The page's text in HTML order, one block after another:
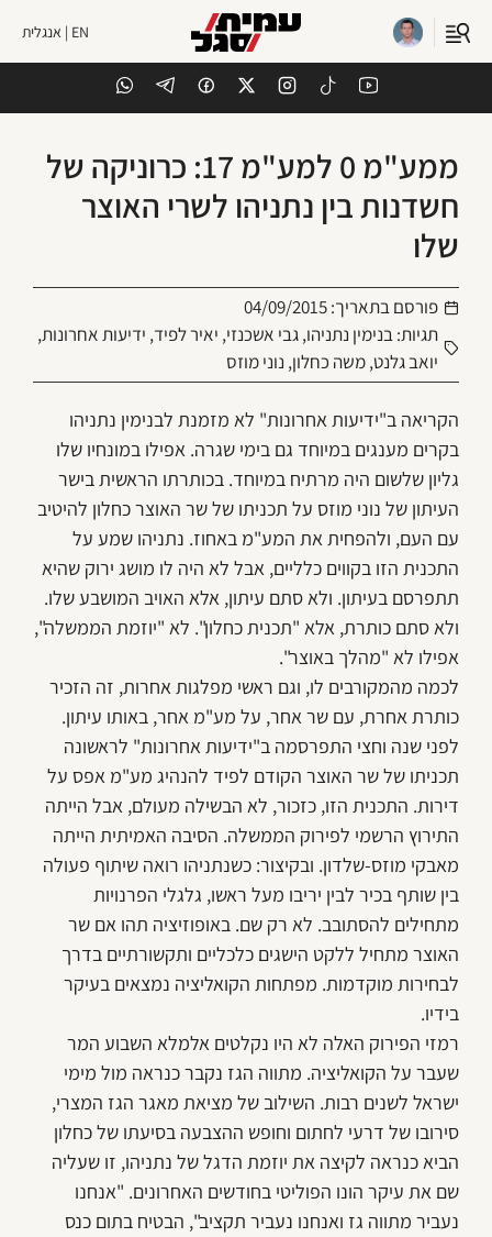
EN | אנגלית
ממע"מ 0 למע"מ 17: כרוניקה של
חשדנות בין נתניהו לשרי האוצר
שלו
פורסם בתאריך:04/09/2015
תגיות:בנימין נתניהו,גבי אשכנזי, יאיר לפיד, ידיעות אחרונות,
יואב גלנט,משה כחלון, נוני מוזס
הקריאה ב"ידיעות אחרונות" לא מזמנת לבנימין נתניהו
בקרים מענגים במיוחד גם בימי שגרה. אפילו במונחיו שלו
גליון שלשום היה מרתיח במיוחד. בכותרתו הראשית בישר
העיתון של נוני מוזס על תכניתו של שר האוצר כחלון להיטיב
עם העם, ולהפחית את המע"מ באחוז. נתניהו שמע על
התכנית הזו בקווים כלליים, אבל לא היה לו מושג ירוק שהיא
תתפרסם בעיתון. ולא סתם עיתון, אלא האויב המושבע שלו.
ולא סתם כותרת, אלא "תכנית כחלון". לא "יוזמת הממשלה",
אפילו לא "מהלך באוצר".
לכמה מהמקורבים לו, וגם ראשי מפלגות אחרות, זה הזכיר
כותרת אחרת, עם שר אחר, על מע"מ אחר, באותו עיתון.
לפני שנה וחצי התפרסמה ב"ידיעות אחרונות" לראשונה
תכניתו של שר האוצר הקודם לפיד להנהיג מע"מ אפס על
דירות. התכנית הזו, כזכור, לא הבשילה מעולם, אבל הייתה
התירוץ הרשמי לפירוק הממשלה. הסיבה האמיתית הייתה
מאבקי מוזס-שלדון. ובקיצור: כשנתניהו רואה שיתוף פעולה
בין שותף בכיר לבין יריבו מעל ראשו, גלגלי הפרנויות
מתחילים להסתובב. לא רק שם. באופוזיציה תהו אם שר
האוצר מתחיל ללקט הישגים כלכליים ותקשורתיים בדרך
לבחירות מוקדמות. מפתחות הקואליציה נמצאים בעיקר
בידיו.
רמזי הפירוק האלה לא היו נקלטים אלמלא השבוע המר
שעבר על הקואליציה. מתווה הגז נקבר כנראה מול מימי
ישראל לשנים רבות. השילוב של מציאת מאגר הגז המצרי,
סירובו של דרעי לחתום וחופש ההצבעה בסיעתו של כחלון
הביא כנראה לקיצה את יוזמת הדגל של נתניהו, זו שעליה
שם את עיקר הונו הפוליטי בחודשים האחרונים. "אנחנו
נעביר מתווה גז ואנחנו נעביר תקציב", הבטיח בתום כנס